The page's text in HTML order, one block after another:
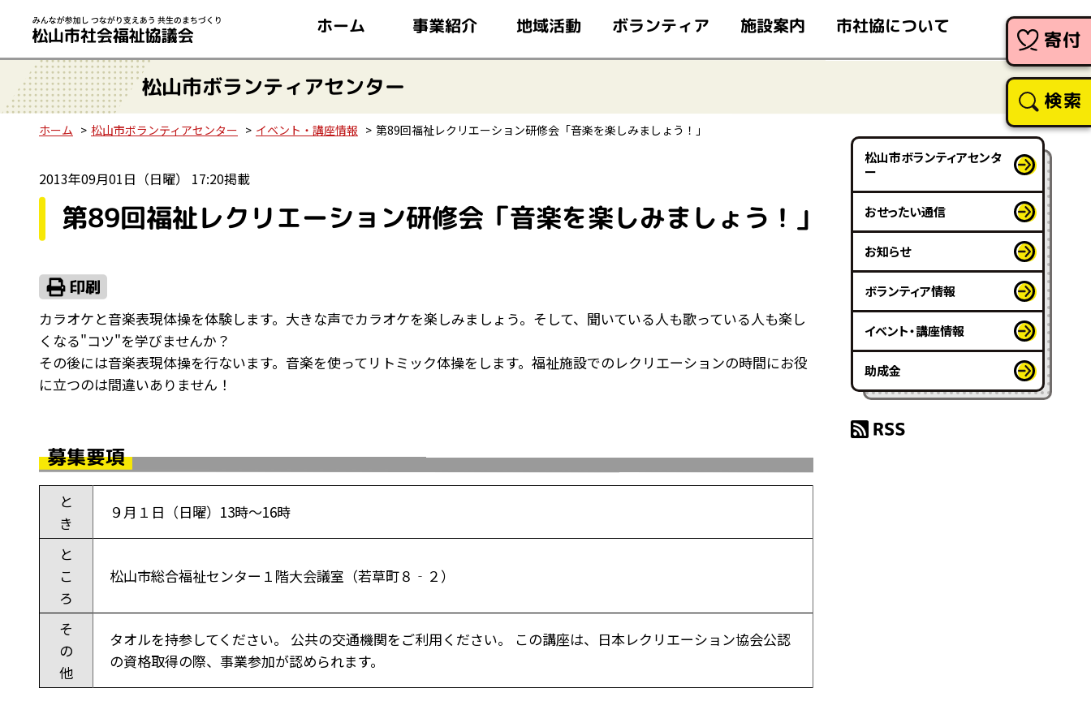
ホーム 事業紹介 地域活動 ボランティア 施設案内 市社協について
寄付
検索
松山市ボランティアセンター
ホーム 松山市ボランティアセンター イベント・講座情報 第89回福祉レクリエーション研修会「音楽を楽しみましょう！」
2013年09月01日（日曜） 17:20掲載
第89回福祉レクリエーション研修会「音楽を楽しみましょう！」
カラオケと音楽表現体操を体験します。大きな声でカラオケを楽しみましょう。そして、聞いている人も歌っている人も楽し
くなる"コツ"を学びませんか？
その後には音楽表現体操を行ないます。音楽を使ってリトミック体操をします。福祉施設でのレクリエーションの時間にお役
に立つのは間違いありません！
募集要項
と
き
９月１日（日曜）13時～16時
と
こ
ろ
松山市総合福祉センター１階大会議室（若草町８‐２）
そ
の
他
タオルを持参してください。 公共の交通機関をご利用ください。 この講座は、日本レクリエーション協会公認
の資格取得の際、事業参加が認められます。
松山市ボランティアセンタ
ー
おせったい通信
お知らせ
ボランティア情報
イベント・講座情報
助成金